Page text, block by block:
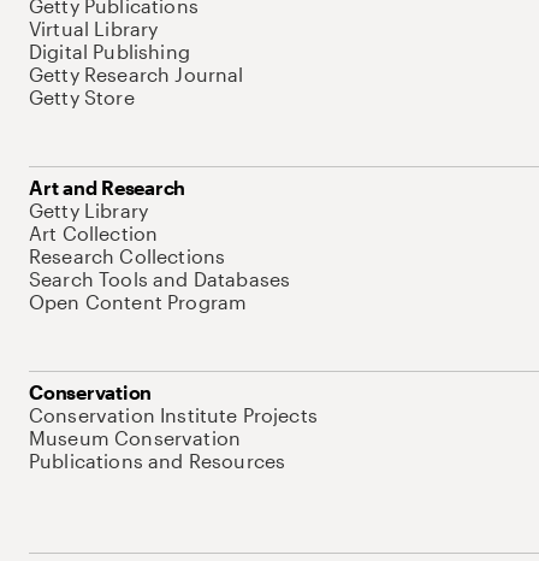
Getty Publications
Virtual Library
Digital Publishing
Getty Research Journal
Getty Store
Art and Research
Getty Library
Art Collection
Research Collections
Search Tools and Databases
Open Content Program
Conservation
Conservation Institute Projects
Museum Conservation
Publications and Resources